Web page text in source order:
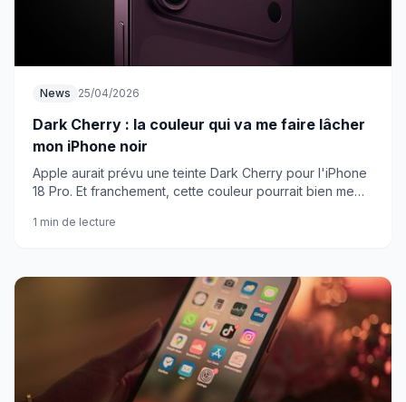
News 25/04/2026
Dark Cherry : la couleur qui va me faire lâcher
mon iPhone noir
Apple aurait prévu une teinte Dark Cherry pour l'iPhone
18 Pro. Et franchement, cette couleur pourrait bien me
1 min de lecture